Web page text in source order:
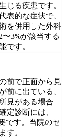
じる疾患です。
表的な症状で、
を併用した外科
3%が該当する
です。
前で正面から見
前に出ている、
見がある場合
定診断には、
です。当院のセ
す。